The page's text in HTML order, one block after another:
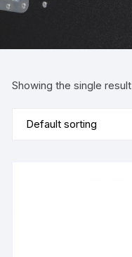
Showing the single result